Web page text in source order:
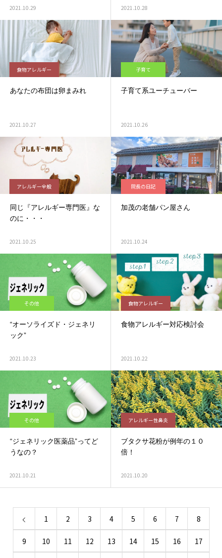
2021.10.29 2021.10.28
食物アレルギー
あなたの布団は卵まみれ
2021.10.27
子育て
子育て系ユーチューバー
2021.10.26
アレルギー全般
同じ『アレルギー専門医』な
のに・・・
2021.10.25
院長の日記
加茂の老舗パン屋さん
2021.10.24
その他
“オーソライズド・ジェネリ
ック”
2021.10.23
食物アレルギー
食物アレルギー対応検討会
2021.10.22
その他
“ジェネリック医薬品”ってど
うなの？
2021.10.21
アレルギー性鼻炎
ブタクサ花粉が例年の１０
倍！
2021.10.20
1 2 3 4 5 6 7 8
9 10 11 12 13 14 15 16 17